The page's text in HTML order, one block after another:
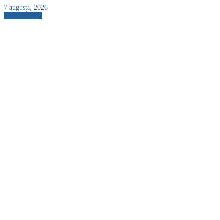
7 augusta, 2026